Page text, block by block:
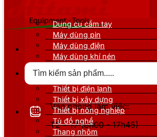
Văn phòng làm việc:
T2 - T7 (8h00 - 17h45)
Dụng cụ cầm tay
Máy dùng pin
Máy dùng điện
Máy dùng khí nén
Thiết bị nâng đỡ
Thiết bị điện lạnh
Thiết bị xây dựng
Thiết bị nông nghiệp
Tủ đồ nghề
Thang nhôm